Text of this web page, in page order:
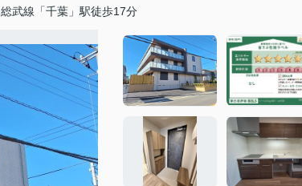
総武線「千葉」駅徒歩17分